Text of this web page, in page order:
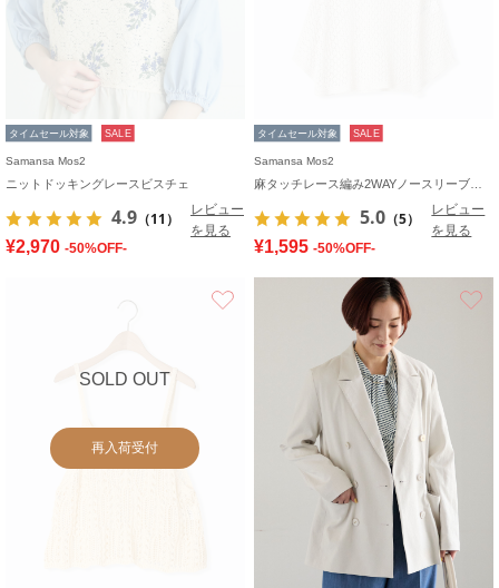
タイムセール対象 SALE
Samansa Mos2
ニットドッキングレースビスチェ
4.9 （11）
レビュー
を見る
¥2,970 -50%OFF-
タイムセール対象 SALE
Samansa Mos2
5.0 （5）
レビュー
を見る
¥1,595 -50%OFF-
SOLD OUT
再入荷受付